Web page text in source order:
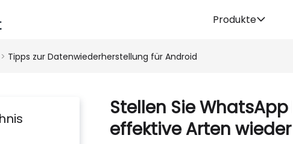
Produkte
> Tipps zur Datenwiederherstellung für Android
Stellen Sie
effektive Arten